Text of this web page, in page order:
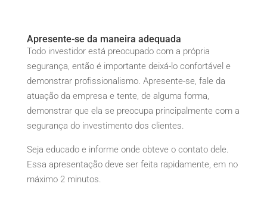
Apresente-se da maneira adequada
Todo investidor está preocupado com a própria
segurança, então é importante deixá-lo confortável e
demonstrar profissionalismo. Apresente-se, fale da
atuação da empresa e tente, de alguma forma,
demonstrar que ela se preocupa principalmente com a
segurança do investimento dos clientes.
Seja educado e informe onde obteve o contato dele.
Essa apresentação deve ser feita rapidamente, em no
máximo 2 minutos.